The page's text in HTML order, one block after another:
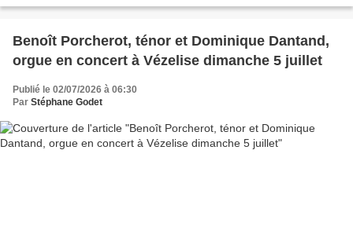
Benoît Porcherot, ténor et Dominique Dantand,
orgue en concert à Vézelise dimanche 5 juillet
Publié le 02/07/2026 à 06:30
Par Stéphane Godet